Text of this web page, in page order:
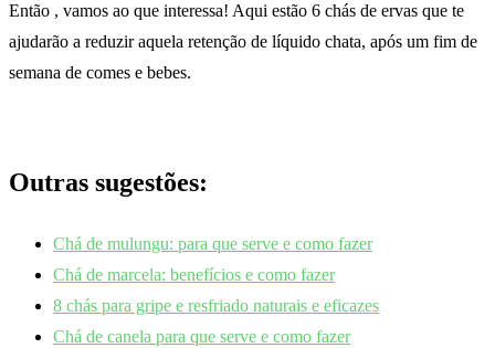
Então , vamos ao que interessa! Aqui estão 6 chás de ervas que te
ajudarão a reduzir aquela retenção de líquido chata, após um fim de
semana de comes e bebes.
Outras sugestões:
Chá de mulungu: para que serve e como fazer
Chá de marcela: benefícios e como fazer
8 chás para gripe e resfriado naturais e eficazes
Chá de canela para que serve e como fazer